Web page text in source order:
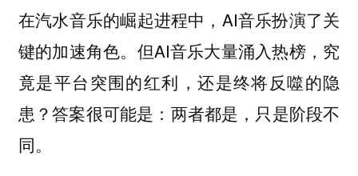
在汽水音乐的崛起进程中，AI音乐扮演了关
键的加速角色。但AI音乐大量涌入热榜，究
竟是平台突围的红利，还是终将反噬的隐
患？答案很可能是：两者都是，只是阶段不
同。